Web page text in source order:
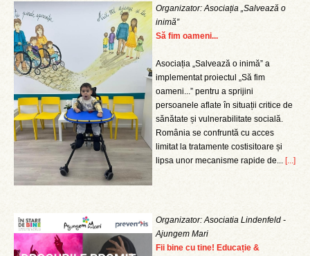
Organizator: Asociația „Salvează o
inimă”
Să fim oameni...
Asociația „Salvează o inimă” a
implementat proiectul „Să fim
oameni...” pentru a sprijini
persoanele aflate în situații critice de
sănătate și vulnerabilitate socială.
România se confruntă cu acces
limitat la tratamente costisitoare și
lipsa unor mecanisme rapide de... [...]
Organizator: Asociatia Lindenfeld -
Ajungem Mari
Fii bine cu tine! Educație &